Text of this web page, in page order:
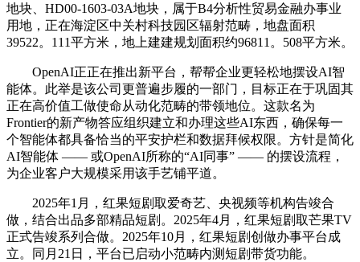
地块、HD00-1603-03A地块，属于B4分析性贸易金融办事业
用地，正在海淀区中关村科技园区辐射范畴，地盘面积
39522。111平方米，地上建建规划面积约96811。508平方米。
OpenAI正正在推出新平台，帮帮企业更轻松地摆设AI智
能体。此举是该公司更普遍步履的一部门，目标正在于巩固其
正在高价值工做使命从动化范畴的带领地位。这款名为
Frontier的新产物答应组织建立和办理这些AI东西，确保每一
个智能体都具备恰当的平安护栏和数据拜候权限。方针是简化
AI智能体 —— 或OpenAI所称的“AI同事” —— 的摆设流程，
为企业客户大规模采用该手艺铺平道。
2025年1月，红果短剧取爱奇艺、央视频等机构告竣合
做，结合出品多部精品短剧。2025年4月，红果短剧取芒果TV
正式告竣系列合做。2025年10月，红果短剧创做办事平台成
立。同月21日，平台已启动小范畴内测短剧带货功能。